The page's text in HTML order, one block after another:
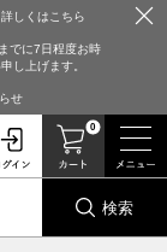
しくはこちら
でに7日程度お時
し上げます。
せ
0
検索